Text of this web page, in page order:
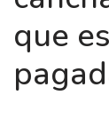
que